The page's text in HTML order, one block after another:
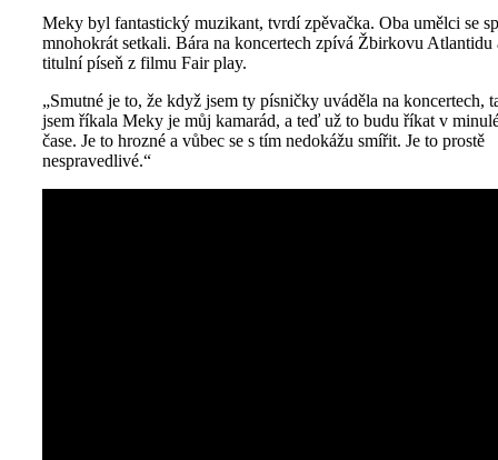
Meky byl fantastický muzikant, tvrdí zpěvačka. Oba umělci se
mnohokrát setkali. Bára na koncertech zpívá Žbirkovu Atlantidu
titulní píseň z filmu Fair play.
„Smutné je to, že když jsem ty písničky uváděla na koncertech,
jsem říkala Meky je můj kamarád, a teď už to budu říkat v
čase. Je to hrozné a vůbec se s tím nedokážu smířit. Je to prostě
nespravedlivé.“